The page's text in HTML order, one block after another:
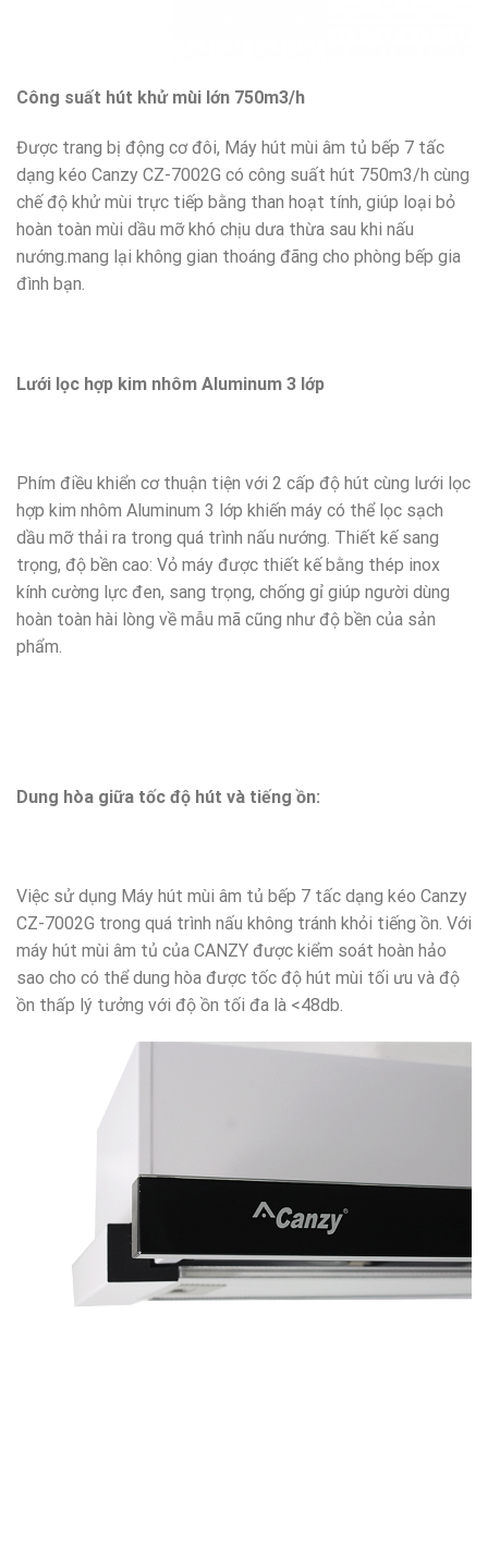
Công suất hút khử mùi lớn 750m3/h
Được trang bị động cơ đôi, Máy hút mùi âm tủ bếp 7 tấc
dạng kéo Canzy CZ-7002G có công suất hút 750m3/h cùng
chế độ khử mùi trực tiếp bằng than hoạt tính, giúp loại bỏ
hoàn toàn mùi dầu mỡ khó chịu dưa thừa sau khi nấu
nướng.mang lại không gian thoáng đãng cho phòng bếp gia
đình bạn.
Lưới lọc hợp kim nhôm Aluminum 3 lớp
Phím điều khiển cơ thuận tiện với 2 cấp độ hút cùng lưới lọc
hợp kim nhôm Aluminum 3 lớp khiến máy có thể lọc sạch
dầu mỡ thải ra trong quá trình nấu nướng. Thiết kế sang
trọng, độ bền cao: Vỏ máy được thiết kế bằng thép inox
kính cường lực đen, sang trọng, chống gỉ giúp người dùng
hoàn toàn hài lòng về mẫu mã cũng như độ bền của sản
phẩm.
Dung hòa giữa tốc độ hút và tiếng ồn:
Việc sử dụng Máy hút mùi âm tủ bếp 7 tấc dạng kéo Canzy
CZ-7002G trong quá trình nấu không tránh khỏi tiếng ồn. Với
máy hút mùi âm tủ của CANZY được kiểm soát hoàn hảo
sao cho có thể dung hòa được tốc độ hút mùi tối ưu và độ
ồn thấp lý tưởng với độ ồn tối đa là <48db.